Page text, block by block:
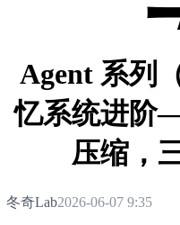
Agent 系列
忆系统进阶
压缩，
冬奇Lab2026-06-07 9:35